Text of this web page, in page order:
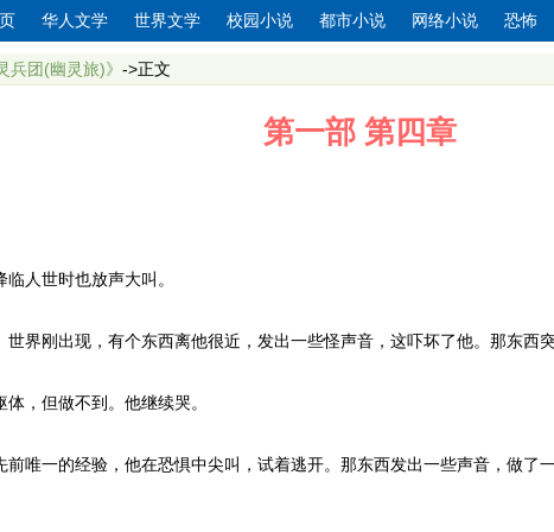
华人文学 世界文学 校园小说 都市小说 网络小说 恐怖
兵团(幽灵旅)》 ->正文
第一部 第四章
人世时也放声大叫。
界刚出现，有个东西离他很近，发出一些怪声音，这吓坏了他。那东西
，但做不到。他继续哭。
唯一的经验，他在恐惧中尖叫，试着逃开。那东西发出一些声音，做了一